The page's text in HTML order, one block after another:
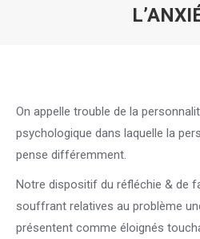
On appelle trouble de la
psychologique dans laquelle la
pense différemment.
Notre dispositif du réfléchie & de
souffrant relatives au problème
présentent comme éloignés